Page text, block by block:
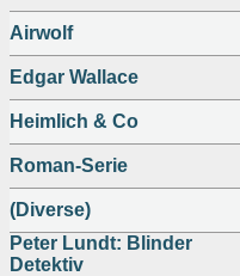
Airwolf
Edgar Wallace
Heimlich & Co
Roman-Serie
(Diverse)
Peter Lundt: Blinder
Detektiv